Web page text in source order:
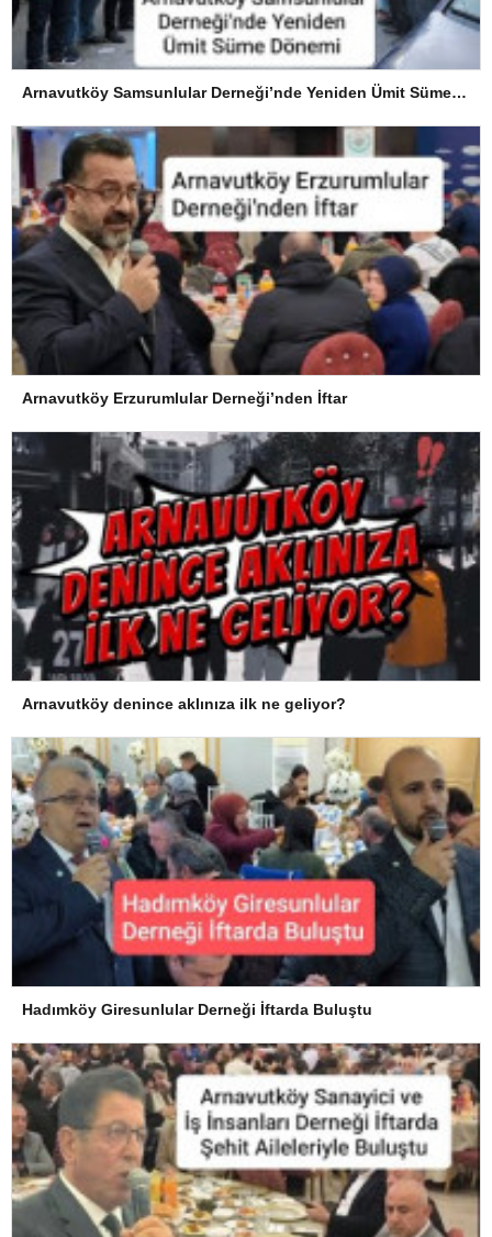
Arnavutköy Samsunlular Derneği’nde Yeniden Ümit Süme Dönemi
Arnavutköy Erzurumlular Derneği’nden İftar
Arnavutköy denince aklınıza ilk ne geliyor?
Hadımköy Giresunlular Derneği İftarda Buluştu